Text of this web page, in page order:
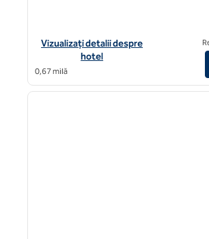
Vizualizați detaliile hotelului
Vizualizați detalii despre
hotel
0,67 milă
1 din 12